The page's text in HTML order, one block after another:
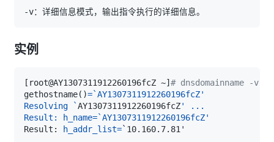
实例
[ root@AY1307311912260196fcZ ~] # dnsdomainname -v
gethostname( )=`
Resolving
`AY1307311912260196fcZ
Result: h_name=`AY1307311912260196fcZ'
Result:
h_addr_list=